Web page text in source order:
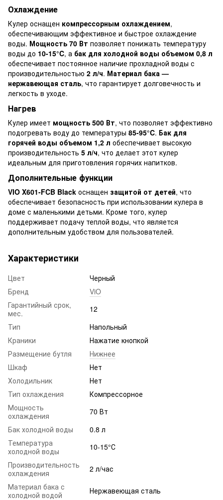
Охлаждение
Кулер оснащен компрессорным охлаждением,
обеспечивающим эффективное и быстрое охлаждение
воды. Мощность 70 Вт позволяет понижать температуру
воды до 10-15°C, а бак для холодной воды объемом 0,8 л
обеспечивает постоянное наличие прохладной воды с
производительностью 2 л/ч. Материал бака —
нержавеющая сталь, что гарантирует долговечность и
легкость в уходе.
Нагрев
Кулер имеет мощность 500 Вт, что позволяет эффективно
подогревать воду до температуры 85-95°C. Бак для
горячей воды объемом 1,2 л обеспечивает высокую
производительность 5 л/ч, что делает этот кулер
идеальным для приготовления горячих напитков.
Дополнительные функции
VIO X601-FCB Black оснащен защитой от детей, что
обеспечивает безопасность при использовании кулера в
доме с маленькими детьми. Кроме того, кулер
поддерживает подачу теплой воды, что является
дополнительным удобством для пользователей.
Характеристики
Цвет
Черный
Бренд
ViO
Гарантийный срок,
мес.
12
Тип
Напольный
Краники
Нажатие кнопкой
Размещение бутля
Нижнее
Шкаф
Нет
Холодильник
Нет
Тип охлаждения
Компрессорное
Мощность
охлаждения
70 Вт
Бак холодной воды
0.8 л
Температура
холодной воды
10-15°С
Производительность
охлаждения
2 л/час
Материал бака с
холодной водой
Нержавеющая сталь